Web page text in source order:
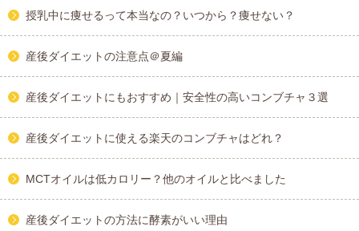
授乳中に痩せるって本当なの？いつから？痩せない？
産後ダイエットの注意点＠夏編
産後ダイエットにもおすすめ｜安全性の高いコンブチャ３選
産後ダイエットに使える楽天のコンブチャはどれ？
MCTオイルは低カロリー？他のオイルと比べました
産後ダイエットの方法に酵素がいい理由